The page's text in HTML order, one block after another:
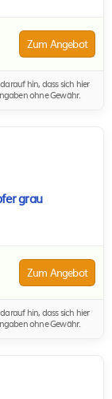
Zum Angebot
hin, dass sich hier
ohne Gewähr.
grau
Zum Angebot
hin, dass sich hier
ohne Gewähr.